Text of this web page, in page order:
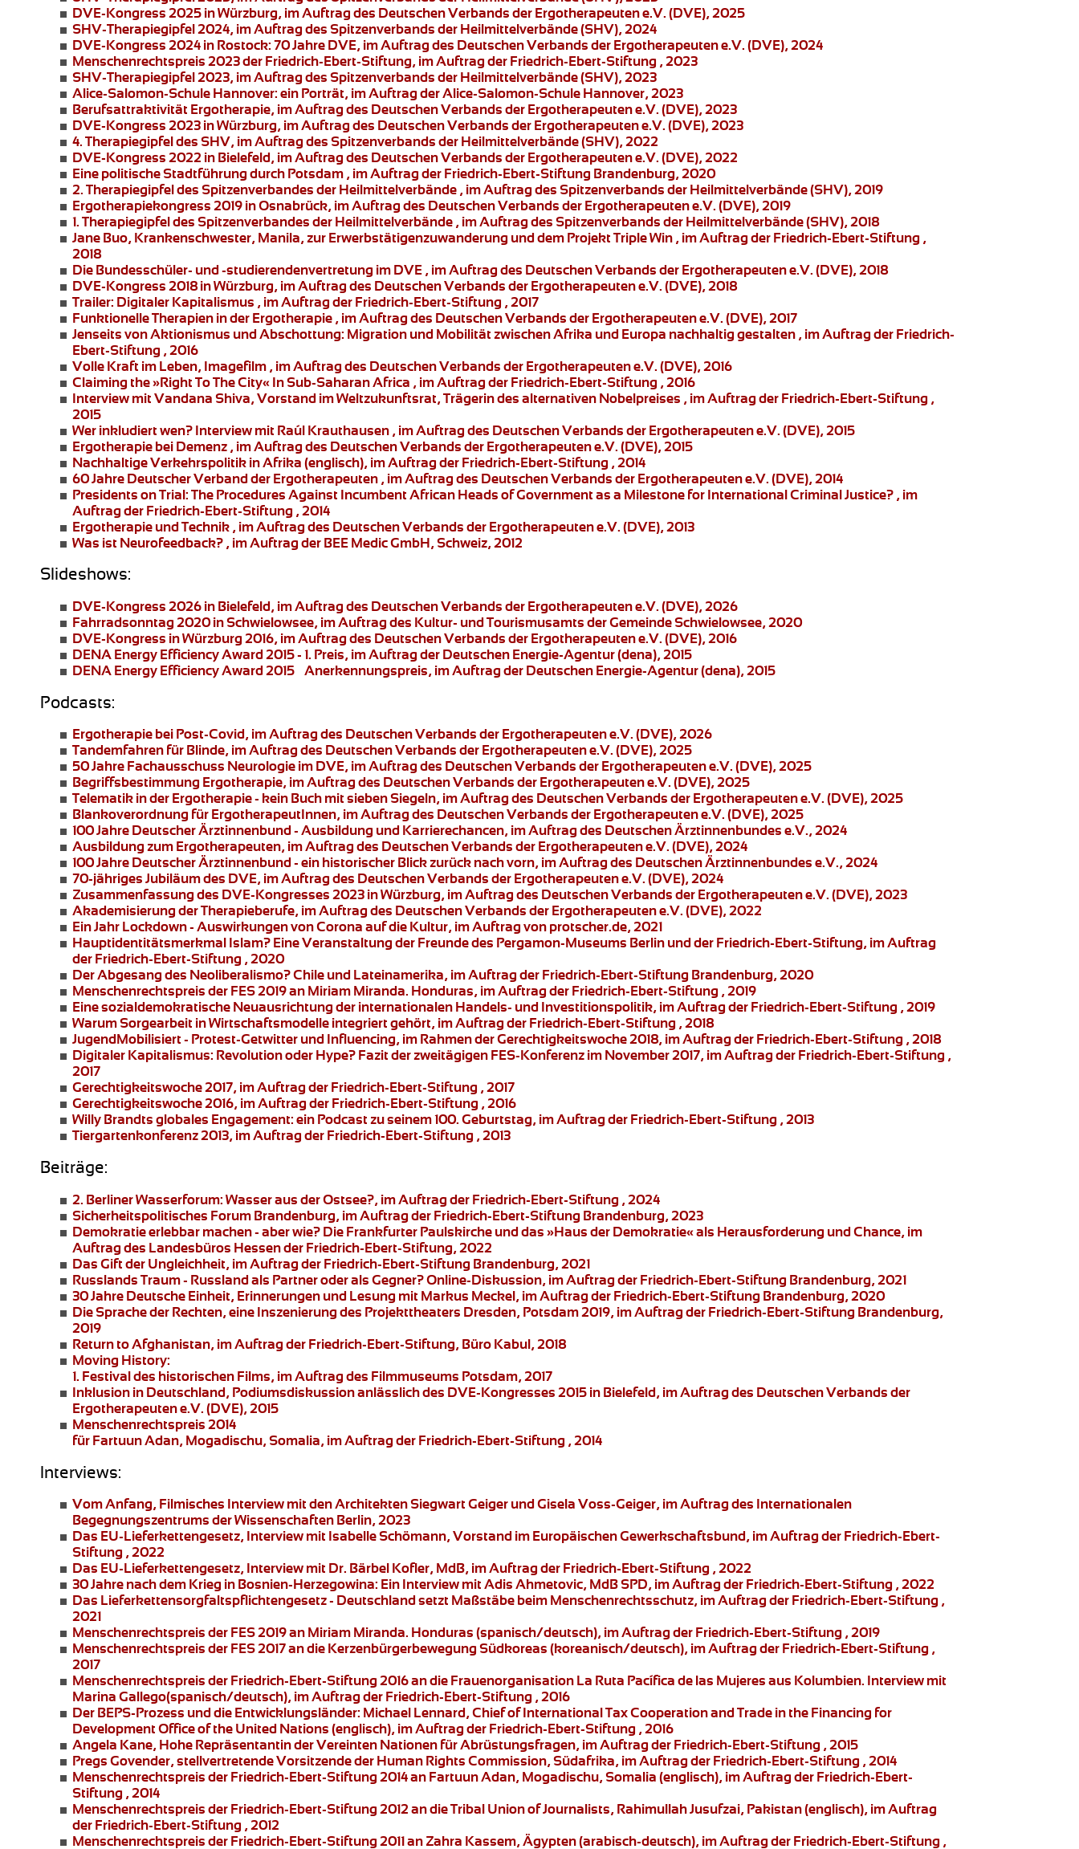
DVE-Kongress 2025 in Würzburg, im Auftrag des Deutschen Verbands der Ergotherapeuten e.V. (DVE), 2025
SHV-Therapiegipfel 2024, im Auftrag des Spitzenverbands der Heilmittelverbände (SHV), 2024
DVE-Kongress 2024 in Rostock: 70 Jahre DVE, im Auftrag des Deutschen Verbands der Ergotherapeuten e.V. (DVE), 2024
Menschenrechtspreis 2023der Friedrich-Ebert-Stiftung, im Auftrag der Friedrich-Ebert-Stiftung , 2023
SHV-Therapiegipfel 2023, im Auftrag des Spitzenverbands der Heilmittelverbände (SHV), 2023
Alice-Salomon-Schule Hannover: ein Porträt, im Auftrag der Alice-Salomon-Schule Hannover, 2023
Berufsattraktivität Ergotherapie, im Auftrag des Deutschen Verbands der Ergotherapeuten e.V. (DVE), 2023
DVE-Kongress 2023 in Würzburg, im Auftrag des Deutschen Verbands der Ergotherapeuten e.V. (DVE), 2023
4. Therapiegipfeldes SHV, im Auftrag des Spitzenverbands der Heilmittelverbände (SHV), 2022
DVE-Kongress 2022 in Bielefeld, im Auftrag des Deutschen Verbands der Ergotherapeuten e.V. (DVE), 2022
Eine politische Stadtführung durch Potsdam , im Auftrag der Friedrich-Ebert-Stiftung Brandenburg, 2020
2. Therapiegipfel des Spitzenverbandes der Heilmittelverbände , im Auftrag des Spitzenverbands der Heilmittelverbände (SHV), 2019
Ergotherapiekongress 2019 in Osnabrück, im Auftrag des Deutschen Verbands der Ergotherapeuten e.V. (DVE), 2019
1. Therapiegipfel des Spitzenverbandes der Heilmittelverbände , im Auftrag des Spitzenverbands der Heilmittelverbände (SHV), 2018
Jane Buo, Krankenschwester, Manila, zur Erwerbstätigenzuwanderung und dem Projekt Triple Win , im Auftrag der Friedrich-Ebert-Stiftung ,
2018
Die Bundesschüler- und -studierendenvertretung im DVE , im Auftrag des Deutschen Verbands der Ergotherapeuten e.V. (DVE), 2018
DVE-Kongress 2018 in Würzburg, im Auftrag des Deutschen Verbands der Ergotherapeuten e.V. (DVE), 2018
Trailer: Digitaler Kapitalismus , im Auftrag der Friedrich-Ebert-Stiftung , 2017
Funktionelle Therapien in der Ergotherapie , im Auftrag des Deutschen Verbands der Ergotherapeuten e.V. (DVE), 2017
Jenseits von Aktionismus und Abschottung: Migration und Mobilität zwischen Afrika und Europa nachhaltig gestalten , im Auftrag der Friedrich-
Ebert-Stiftung , 2016
Volle Kraft im Leben, Imagefilm , im Auftrag des Deutschen Verbands der Ergotherapeuten e.V. (DVE), 2016
Claiming the »Right To The City« In Sub-Saharan Africa , im Auftrag der Friedrich-Ebert-Stiftung , 2016
Interview mit Vandana Shiva, Vorstand im Weltzukunftsrat, Trägerin des alternativen Nobelpreises , im Auftrag der Friedrich-Ebert-Stiftung ,
2015
Wer inkludiert wen? Interview mit Raúl Krauthausen , im Auftrag des Deutschen Verbands der Ergotherapeuten e.V. (DVE), 2015
Ergotherapie bei Demenz , im Auftrag des Deutschen Verbands der Ergotherapeuten e.V. (DVE), 2015
Nachhaltige Verkehrspolitik in Afrika (englisch), im Auftrag der Friedrich-Ebert-Stiftung , 2014
60 Jahre Deutscher Verband der Ergotherapeuten , im Auftrag des Deutschen Verbands der Ergotherapeuten e.V. (DVE), 2014
Presidents on Trial: The Procedures Against Incumbent African Heads of Government as a Milestone for International Criminal Justice? , im
Auftrag der Friedrich-Ebert-Stiftung , 2014
Ergotherapie und Technik , im Auftrag des Deutschen Verbands der Ergotherapeuten e.V. (DVE), 2013
Was ist Neurofeedback? , im Auftrag der BEE Medic GmbH, Schweiz, 2012
Slideshows:
DVE-Kongress 2026 in Bielefeld, im Auftrag des Deutschen Verbands der Ergotherapeuten e.V. (DVE), 2026
Fahrradsonntag 2020 in Schwielowsee, im Auftrag des Kultur- und Tourismusamts der Gemeinde Schwielowsee, 2020
DVE-Kongress in Würzburg 2016, im Auftrag des Deutschen Verbands der Ergotherapeuten e.V. (DVE), 2016
DENA Energy Efficiency Award 2015 - 1. Preis, im Auftrag der Deutschen Energie-Agentur (dena), 2015
DENA Energy Efficiency Award 2015 – Anerkennungspreis, im Auftrag der Deutschen Energie-Agentur (dena), 2015
Podcasts:
Ergotherapie bei Post-Covid, im Auftrag des Deutschen Verbands der Ergotherapeuten e.V. (DVE), 2026
Tandemfahren für Blinde, im Auftrag des Deutschen Verbands der Ergotherapeuten e.V. (DVE), 2025
50 Jahre Fachausschuss Neurologie im DVE, im Auftrag des Deutschen Verbands der Ergotherapeuten e.V. (DVE), 2025
Begriffsbestimmung Ergotherapie, im Auftrag des Deutschen Verbands der Ergotherapeuten e.V. (DVE), 2025
Telematik in der Ergotherapie- kein Buch mit sieben Siegeln, im Auftrag des Deutschen Verbands der Ergotherapeuten e.V. (DVE), 2025
Blankoverordnung für ErgotherapeutInnen, im Auftrag des Deutschen Verbands der Ergotherapeuten e.V. (DVE), 2025
100 Jahre Deutscher Ärztinnenbund- Ausbildung und Karrierechancen, im Auftrag des Deutschen Ärztinnenbundes e.V., 2024
Ausbildung zum Ergotherapeuten, im Auftrag des Deutschen Verbands der Ergotherapeuten e.V. (DVE), 2024
100 Jahre Deutscher Ärztinnenbund- ein historischer Blick zurück nach vorn, im Auftrag des Deutschen Ärztinnenbundes e.V., 2024
70-jähriges Jubiläum des DVE, im Auftrag des Deutschen Verbands der Ergotherapeuten e.V. (DVE), 2024
Zusammenfassung des DVE-Kongresses 2023 in Würzburg, im Auftrag des Deutschen Verbands der Ergotherapeuten e.V. (DVE), 2023
Akademisierung der Therapieberufe, im Auftrag des Deutschen Verbands der Ergotherapeuten e.V. (DVE), 2022
Ein Jahr Lockdown - Auswirkungen von Corona auf die Kultur, im Auftrag von protscher.de, 2021
Hauptidentitätsmerkmal Islam? Eine Veranstaltung der Freunde des Pergamon-Museums Berlin und der Friedrich-Ebert-Stiftung, im Auftrag
der Friedrich-Ebert-Stiftung , 2020
Der Abgesang des Neoliberalismo? Chile und Lateinamerika, im Auftrag der Friedrich-Ebert-Stiftung Brandenburg, 2020
Menschenrechtspreis der FES 2019 an Miriam Miranda. Honduras, im Auftrag der Friedrich-Ebert-Stiftung , 2019
Eine sozialdemokratische Neuausrichtung der internationalen Handels- und Investitionspolitik, im Auftrag der Friedrich-Ebert-Stiftung , 2019
Warum Sorgearbeit in Wirtschaftsmodelle integriert gehört, im Auftrag der Friedrich-Ebert-Stiftung , 2018
JugendMobilisiert - Protest-Getwitter und Influencing, im Rahmen der Gerechtigkeitswoche 2018, im Auftrag der Friedrich-Ebert-Stiftung , 2018
Digitaler Kapitalismus: Revolution oder Hype? Fazit der zweitägigen FES-Konferenz im November 2017, im Auftrag der Friedrich-Ebert-Stiftung ,
2017
Gerechtigkeitswoche 2017, im Auftrag der Friedrich-Ebert-Stiftung , 2017
Gerechtigkeitswoche 2016, im Auftrag der Friedrich-Ebert-Stiftung , 2016
Willy Brandts globales Engagement: ein Podcast zu seinem 100. Geburtstag, im Auftrag der Friedrich-Ebert-Stiftung , 2013
Tiergartenkonferenz 2013, im Auftrag der Friedrich-Ebert-Stiftung , 2013
Beiträge:
2. Berliner Wasserforum: Wasser aus der Ostsee?, im Auftrag der Friedrich-Ebert-Stiftung , 2024
Sicherheitspolitisches Forum Brandenburg, im Auftrag der Friedrich-Ebert-Stiftung Brandenburg, 2023
Demokratie erlebbar machen - aber wie? Die Frankfurter Paulskirche und das »Haus der Demokratie« als Herausforderung und Chance, im
Auftrag des Landesbüros Hessen der Friedrich-Ebert-Stiftung, 2022
Das Gift der Ungleichheit, im Auftrag der Friedrich-Ebert-Stiftung Brandenburg, 2021
Russlands Traum - Russland als Partner oder als Gegner?Online-Diskussion, im Auftrag der Friedrich-Ebert-Stiftung Brandenburg, 2021
30 Jahre Deutsche Einheit, Erinnerungen und Lesung mit Markus Meckel, im Auftrag der Friedrich-Ebert-Stiftung Brandenburg, 2020
Die Sprache der Rechten, eine Inszenierung des Projekttheaters Dresden, Potsdam 2019, im Auftrag der Friedrich-Ebert-Stiftung Brandenburg,
2019
Return to Afghanistan, im Auftrag der Friedrich-Ebert-Stiftung, Büro Kabul, 2018
Moving History:
1. Festival des historischen Films, im Auftrag des Filmmuseums Potsdam, 2017
Inklusion in Deutschland, Podiumsdiskussion anlässlich des DVE-Kongresses 2015 in Bielefeld, im Auftrag des Deutschen Verbands der
Ergotherapeuten e.V. (DVE), 2015
Menschenrechtspreis 2014
für Fartuun Adan, Mogadischu, Somalia, im Auftrag der Friedrich-Ebert-Stiftung , 2014
Interviews:
Vom Anfang, Filmisches Interview mit den Architekten Siegwart Geiger und Gisela Voss-Geiger, im Auftrag des Internationalen
Begegnungszentrums der Wissenschaften Berlin, 2023
Das EU-Lieferkettengesetz, Interview mit Isabelle Schömann, Vorstand im Europäischen Gewerkschaftsbund, im Auftrag der Friedrich-Ebert-
Stiftung , 2022
Das EU-Lieferkettengesetz, Interview mit Dr. Bärbel Kofler, MdB, im Auftrag der Friedrich-Ebert-Stiftung , 2022
30 Jahre nach dem Krieg in Bosnien-Herzegowina: Ein Interview mit Adis Ahmetovic, MdB SPD, im Auftrag der Friedrich-Ebert-Stiftung , 2022
Das Lieferkettensorgfaltspflichtengesetz- Deutschland setzt Maßstäbe beim Menschenrechtsschutz, im Auftrag der Friedrich-Ebert-Stiftung ,
2021
Menschenrechtspreis der FES 2019 an Miriam Miranda. Honduras (spanisch/deutsch), im Auftrag der Friedrich-Ebert-Stiftung , 2019
Menschenrechtspreis der FES 2017 an die Kerzenbürgerbewegung Südkoreas (koreanisch/deutsch), im Auftrag der Friedrich-Ebert-Stiftung ,
2017
Menschenrechtspreis der Friedrich-Ebert-Stiftung 2016 an die Frauenorganisation La Ruta Pacífica de las Mujeres aus Kolumbien. Interview mit
Marina Gallego(spanisch/deutsch), im Auftrag der Friedrich-Ebert-Stiftung , 2016
Der BEPS-Prozess und die Entwicklungsländer: Michael Lennard,Chief of International Tax Cooperation and Trade in the Financing for
Development Office of the United Nations (englisch), im Auftrag der Friedrich-Ebert-Stiftung , 2016
Angela Kane, Hohe Repräsentantin der Vereinten Nationen für Abrüstungsfragen, im Auftrag der Friedrich-Ebert-Stiftung , 2015
Pregs Govender,stellvertretende Vorsitzende der Human Rights Commission, Südafrika, im Auftrag der Friedrich-Ebert-Stiftung , 2014
Menschenrechtspreis der Friedrich-Ebert-Stiftung 2014 an Fartuun Adan, Mogadischu, Somalia (englisch), im Auftrag der Friedrich-Ebert-
Stiftung , 2014
Menschenrechtspreis der Friedrich-Ebert-Stiftung 2012 an dieTribal Union of Journalists, Rahimullah Jusufzai, Pakistan (englisch), im Auftrag
der Friedrich-Ebert-Stiftung , 2012
Menschenrechtspreis der Friedrich-Ebert-Stiftung 2011 an Zahra Kassem,Ägypten (arabisch-deutsch), im Auftrag der Friedrich-Ebert-Stiftung ,